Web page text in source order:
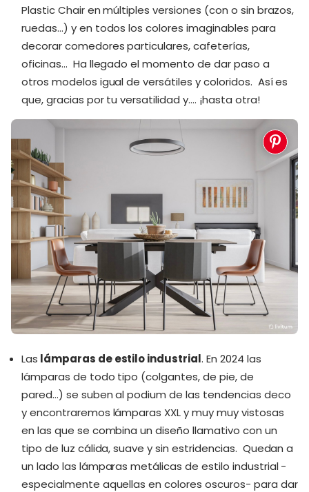
Plastic Chair en múltiples versiones (con o sin brazos,
ruedas…) y en todos los colores imaginables para
decorar comedores particulares, cafeterías,
oficinas… Ha llegado el momento de dar paso a
otros modelos igual de versátiles y coloridos. Así es
que, gracias por tu versatilidad y…. ¡hasta otra!
Las lámparas de estilo industrial. En 2024 las
lámparas de todo tipo (colgantes, de pie, de
pared…) se suben al podium de las tendencias deco
y encontraremos lámparas XXL y muy muy vistosas
en las que se combina un diseño llamativo con un
tipo de luz cálida, suave y sin estridencias. Quedan a
un lado las lámparas metálicas de estilo industrial -
especialmente aquellas en colores oscuros- para dar